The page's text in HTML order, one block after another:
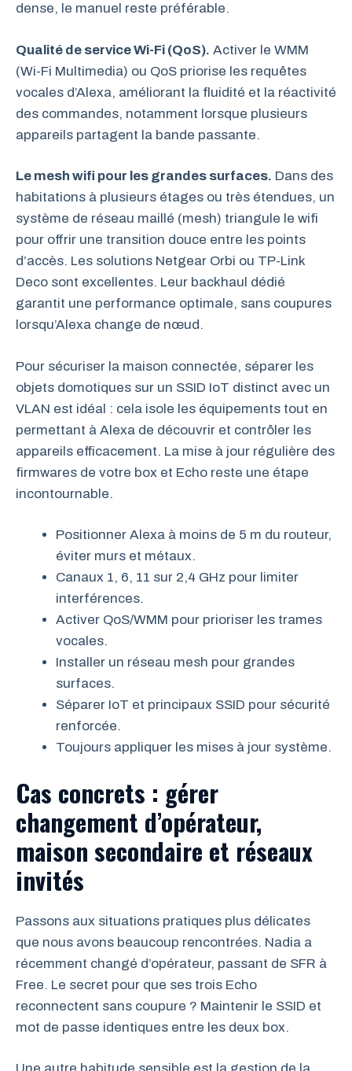
dense, le manuel reste préférable.
Qualité de service Wi-Fi (QoS). Activer le WMM
(Wi-Fi Multimedia) ou QoS priorise les requêtes
vocales d’Alexa, améliorant la fluidité et la réactivité
des commandes, notamment lorsque plusieurs
appareils partagent la bande passante.
Le mesh wifi pour les grandes surfaces. Dans des
habitations à plusieurs étages ou très étendues, un
système de réseau maillé (mesh) triangule le wifi
pour offrir une transition douce entre les points
d’accès. Les solutions Netgear Orbi ou TP-Link
Deco sont excellentes. Leur backhaul dédié
garantit une performance optimale, sans coupures
lorsqu’Alexa change de nœud.
Pour sécuriser la maison connectée, séparer les
objets domotiques sur un SSID IoT distinct avec un
VLAN est idéal : cela isole les équipements tout en
permettant à Alexa de découvrir et contrôler les
appareils efficacement. La mise à jour régulière des
firmwares de votre box et Echo reste une étape
incontournable.
Positionner Alexa à moins de 5 m du routeur,
éviter murs et métaux.
Canaux 1, 6, 11 sur 2,4 GHz pour limiter
interférences.
Activer QoS/WMM pour prioriser les trames
vocales.
Installer un réseau mesh pour grandes
surfaces.
Séparer IoT et principaux SSID pour sécurité
renforcée.
Toujours appliquer les mises à jour système.
Cas concrets : gérer
changement d’opérateur,
maison secondaire et réseaux
invités
Passons aux situations pratiques plus délicates
que nous avons beaucoup rencontrées. Nadia a
récemment changé d’opérateur, passant de SFR à
Free. Le secret pour que ses trois Echo
reconnectent sans coupure ? Maintenir le SSID et
mot de passe identiques entre les deux box.